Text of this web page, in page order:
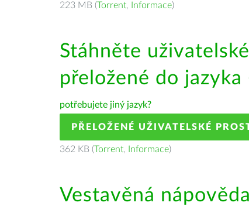
223 MB (Torrent, Informace)
Stáhněte
přeložené do jazyka
potřebujete jiný jazyk?
PŘELOŽENÉ UŽIVATELSKÉ
362 KB (Torrent, Informace)
Vestavěná